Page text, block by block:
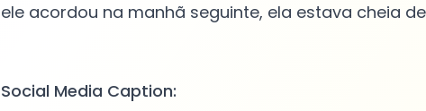
ele acordou na manhã seguinte, ela estava cheia
Social Media Caption: